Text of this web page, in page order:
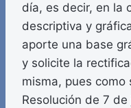
día, es decir, en la
descriptiva y
aporte una base
y solicite la
misma, pues como
Resolución de 7